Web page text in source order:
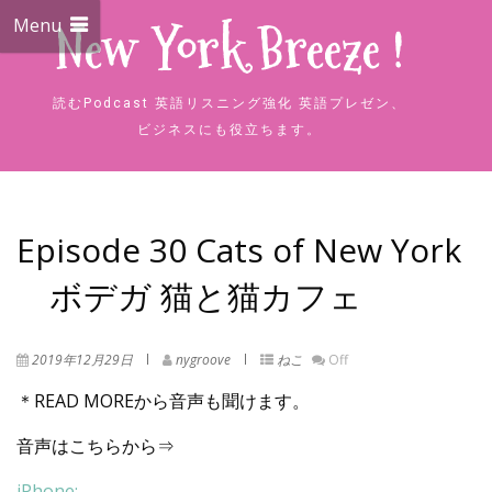
New York Breeze !
読むPodcast 英語リスニング強化 英語プレゼン、
ビジネスにも役立ちます。
Menu
Episode 30 Cats of New York
ボデガ 猫と猫カフェ
2019年12月29日 nygroove ねこ Off
＊READ MOREから音声も聞けます。
音声はこちらから⇒